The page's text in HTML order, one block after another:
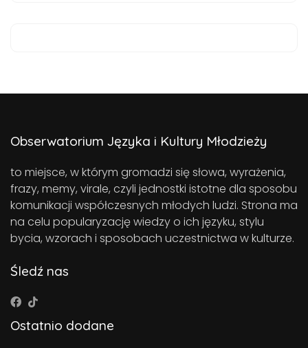
Obserwatorium Języka i Kultury Młodzieży
to miejsce, w którym gromadzi się słowa, wyrażenia,
frazy, memy, virale, czyli jednostki istotne dla sposobu
komunikacji współczesnych młodych ludzi. Strona ma
na celu popularyzację wiedzy o ich języku, stylu
bycia, wzorach i sposobach uczestnictwa w kulturze.
Śledź nas
Ostatnio dodane